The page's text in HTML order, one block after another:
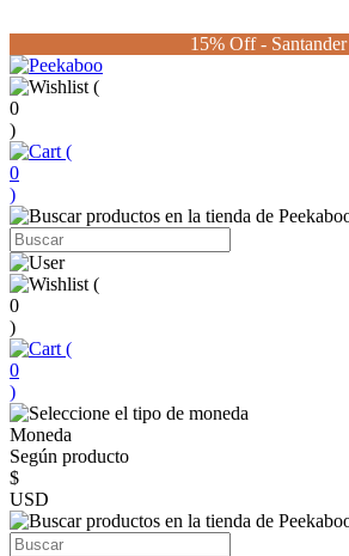
15% Off - Santander
(
0
)
(
0
)
(
0
)
(
0
)
Moneda
Según producto
$
USD